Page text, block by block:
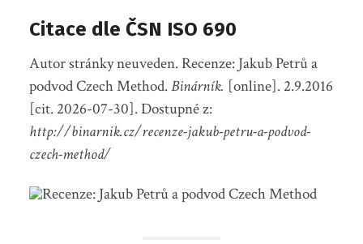
Citace dle ČSN ISO 690
Autor stránky neuveden. Recenze: Jakub Petrů a
podvod Czech Method.Binárník. [online]. 2.9.2016
[cit. 2026-07-30]. Dostupné z:
http://binarnik.cz/recenze-jakub-petru-a-podvod-
czech-method/